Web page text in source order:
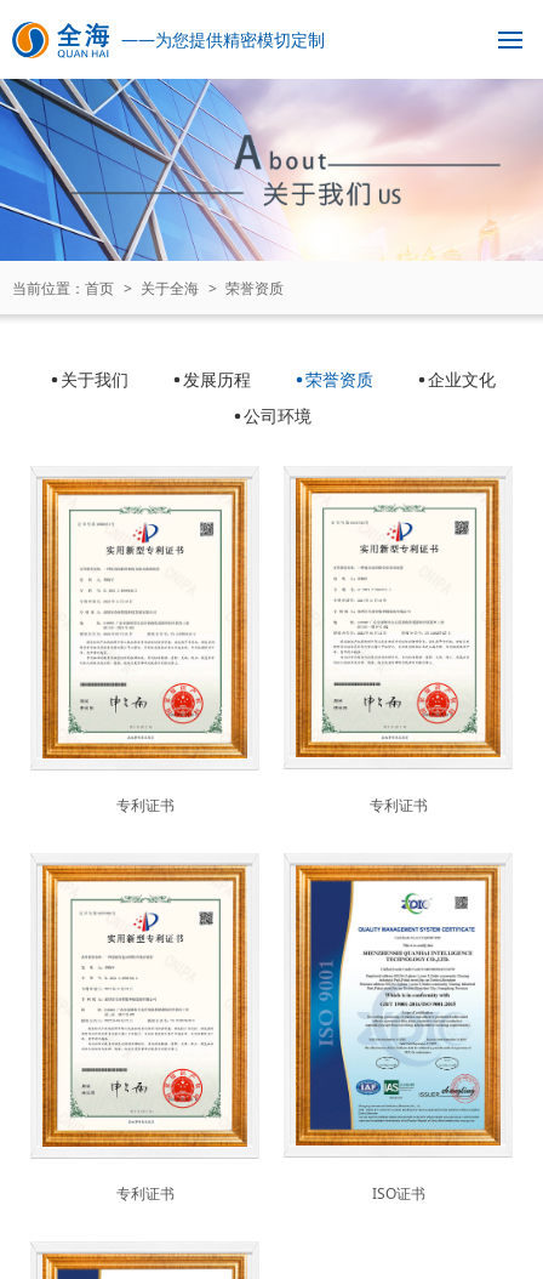
——为您提供精密模切定制
首页
关于全海
关于我们 发展历程 荣誉资质 企业文化 公司环境
模切定制
模切产品
导热散热材料
泡棉材料 网纱材料 其它材料
公司新闻 行业资讯 模切分享
应用领域
联系我们
全国免费服务热线：
400-8614139
当前位置： 首页 > 关于全海 > 荣誉资质
关于我们 发展历程 荣誉资质
企业文化
公司环境
专利证书 专利证书
专利证书 ISO证书